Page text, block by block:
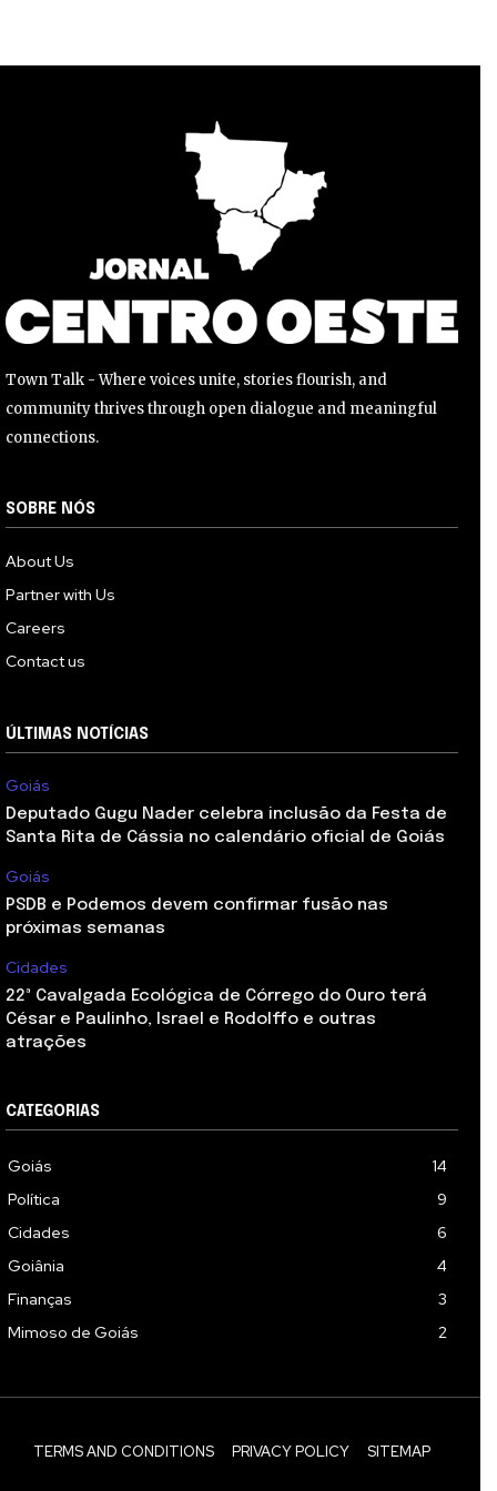
INSCREVER
Li e aceito aPolítica de Privacidade
Town Talk - Where voices unite, stories flourish, and
community thrives through open dialogue and meaningful
connections.
SOBRE NÓS
About Us
Partner with Us
Careers
Contact us
ÚLTIMAS NOTÍCIAS
Goiás
Deputado Gugu Nader celebra inclusão da Festa de
Santa Rita de Cássia no calendário oficial de Goiás
Goiás
PSDB e Podemos devem confirmar fusão nas
próximas semanas
Cidades
22ª Cavalgada Ecológica de Córrego do Ouro terá
César e Paulinho, Israel e Rodolffo e outras
atrações
CATEGORIAS
Goiás
14
Política
9
Cidades
6
Goiânia
4
Finanças
3
Mimoso de Goiás
2
TERMS AND CONDITIONS PRIVACY POLICY SITEMAP